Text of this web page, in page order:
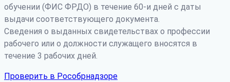
обучении (ФИС ФРДО) в течение 60-и дней с даты
выдачи соответствующего документа.
Сведения о выданных свидетельствах о профессии
рабочего или о должности служащего вносятся в
течение 3 рабочих дней.
Проверить в Рособрнадзоре